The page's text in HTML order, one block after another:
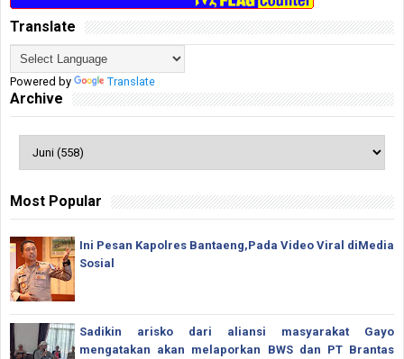
Translate
Powered by Translate
Archive
Most Popular
Ini Pesan Kapolres Bantaeng,Pada Video Viral diMedia
Sosial
Sadikin arisko dari aliansi masyarakat Gayo
mengatakan akan melaporkan BWS dan PT Brantas